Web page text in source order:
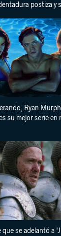
postiza y
Ryan
su mejor serie en
que se adelantó a